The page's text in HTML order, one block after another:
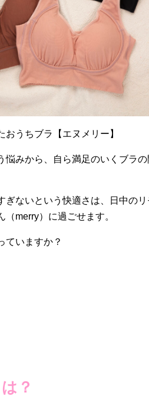
うちブラ【エヌメリー】
みから、自ら満足のいくブラ
ぎないという快適さは、日中の
merry）に過ごせます。
ていますか？
？